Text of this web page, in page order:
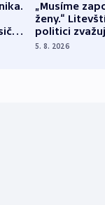
z
„Musíme
ženy.“
politici
dohodu o
5. 8. 2026